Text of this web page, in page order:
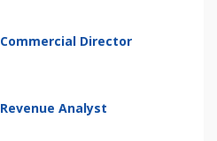
Commercial Director
Revenue Analyst